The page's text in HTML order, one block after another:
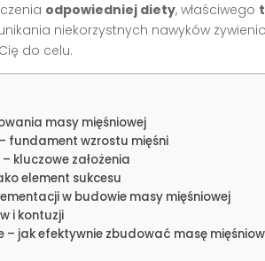
odpowiedniej diety, właściwego
niekorzystnych nawyków
do celu.
masy mięśniowej
fundament wzrostu mięśni
kluczowe założenia
element sukcesu
w budowie masy mięśniowej
i kontuzji
– jak efektywnie zbudować masę